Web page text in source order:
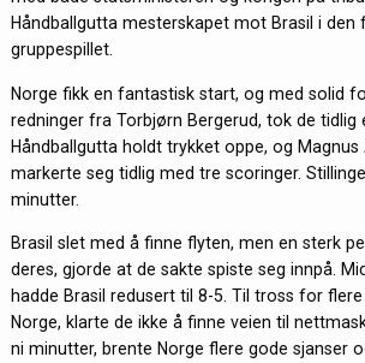
Håndballgutta mesterskapet mot Brasil i den
gruppespillet.
Norge fikk en fantastisk start, og med solid
redninger fra Torbjørn Bergerud, tok de tidlig
Håndballgutta holdt trykket oppe, og Magnus
markerte seg tidlig med tre scoringer.
minutter.
Brasil slet med å finne flyten, men en sterk
deres, gjorde at de sakte spiste seg innpå.
hadde Brasil redusert til 8-5. Til tross for
Norge, klarte de ikke å finne veien til
ni minutter, brente Norge flere gode sjanser